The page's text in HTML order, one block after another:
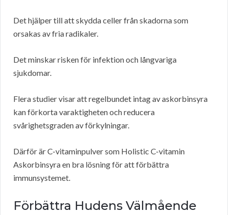
Det hjälper till att skydda celler från skadorna som
orsakas av fria radikaler.
Det minskar risken för infektion och långvariga
sjukdomar.
Flera studier visar att regelbundet intag av askorbinsyra
kan förkorta varaktigheten och reducera
svårighetsgraden av förkylningar.
Därför är C-vitaminpulver som Holistic C-vitamin
Askorbinsyra en bra lösning för att förbättra
immunsystemet.
Förbättra Hudens Välmående